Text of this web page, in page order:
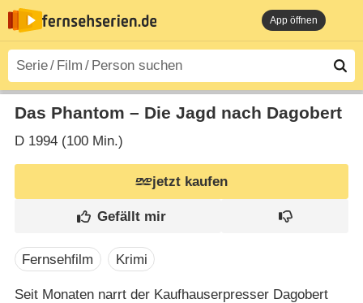
App öffnen
Das Phantom – Die Jagd nach Dagobert
D1994 (100 Min.)
jetzt kaufen
Fernsehfilm Krimi
Seit Monaten narrt der Kaufhauserpresser Dagobert